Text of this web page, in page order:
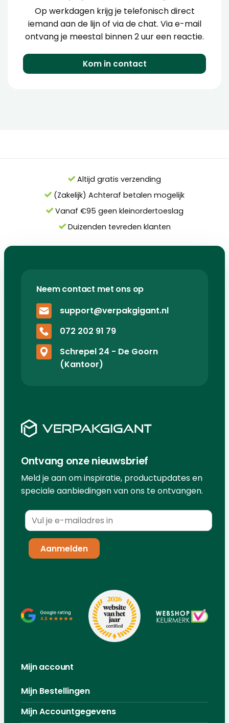
Op werkdagen krijg je telefonisch direct
iemand aan de lijn of via de chat. Via e-mail
ontvang je meestal binnen 2 uur een reactie.
Kom in contact
Altijd gratis verzending
(Zakelijk) Achteraf betalen mogelijk
Vanaf €95 geen kleinordertoeslag
Duizenden tevreden klanten
Neem contact met ons op
support@verpakgigant.nl
072 202 91 79
Schrepel 24 - De Goorn
(Kantoor)
Ontvang onze nieuwsbrief
Meld je aan om inspiratie, productupdates en
speciale aanbiedingen van ons te ontvangen.
Mijn account
Mijn Bestellingen
Mijn Accountgegevens